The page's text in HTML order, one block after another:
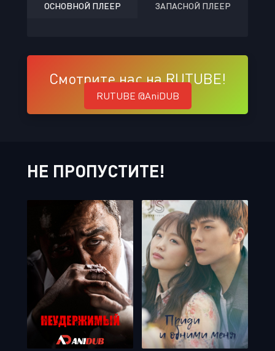
ОСНОВНОЙ ПЛЕЕР ЗАПАСНОЙ ПЛЕЕР
Смотрите нас на RUTUBE!
RUTUBE @AniDUB
НЕ ПРОПУСТИТЕ!